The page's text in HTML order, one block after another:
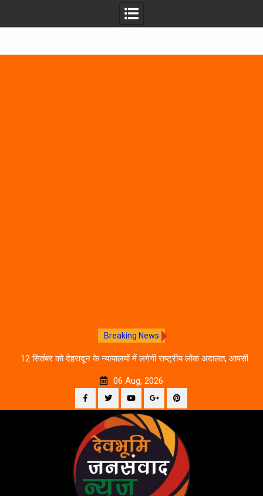
Breaking News
12 सितंबर को देहरादून के न्यायालयों में लगेगी राष्ट्रीय लोक अदालत, आपसी
06 Aug, 2026
Facebook
TwitterYouTubePlus
Google